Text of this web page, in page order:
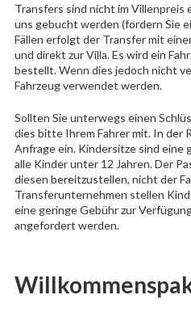
Transfers sind nicht im Villenpreis
uns gebucht werden (fordern Sie
Fällen erfolgt der Transfer mit
und direkt zur Villa. Es wird ein
bestellt. Wenn dies jedoch nicht
Fahrzeug verwendet werden.
Sollten Sie unterwegs einen
dies bitte Ihrem Fahrer mit. In der
Anfrage ein. Kindersitze sind eine
alle Kinder unter 12 Jahren. Der
diesen bereitzustellen, nicht der
Transferunternehmen stellen
eine geringe Gebühr zur
angefordert werden.